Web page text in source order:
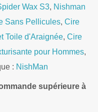
Wax S3, Nishman
Sans Pellicules, Cire
Toile d'Araignée, Cire
pour Hommes,
: NishMan
supérieure à